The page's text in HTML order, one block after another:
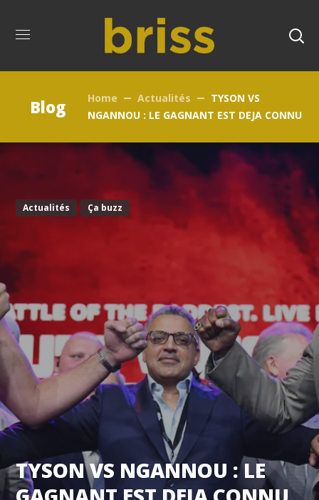
Blog Home Actualités
TYSON VS
NGANNOU : LE GAGNANT EST DEJA CONNU
Actualités Ça buzz
TYSON VS NGANNOU : LE